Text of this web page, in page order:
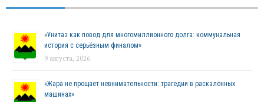
«Унитаз как повод для многомиллионного долга: коммунальная
история с серьёзным финалом»
9 августа, 2026
«Жара не прощает невнимательности: трагедии в раскалённых
машинах»